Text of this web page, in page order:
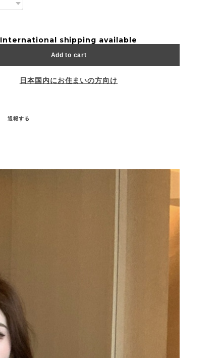
International shipping available
Add to cart
日本国内にお住まいの方向け
通報する